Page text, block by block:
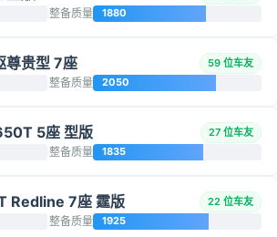
整备质量 1880
贵型 7座 59 位车友
整备质量 2050
5座 型版 27 位车友
整备质量 1835
Redline 7座 霆版 22 位车友
整备质量 1925